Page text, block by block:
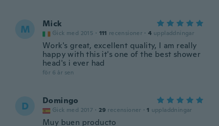
M Mick
Gick med 2015 · 111 recensioner · 4 uppladdningar
Work's great, excellent quality, I am really
happy with this it's one of the best shower
head's i ever had
för 6 år sen
D Domingo
Gick med 2017 · 29 recensioner · 1 uppladdningar
Muy buen producto